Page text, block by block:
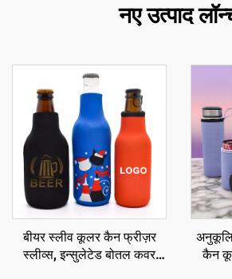
नए उत्पाद
बीयर स्लीव कूलर कैन फ्रीज़र
स्लीव्स, इन्सुलेटेड बोतल कवर
कैन